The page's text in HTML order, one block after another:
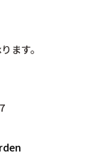
ます。